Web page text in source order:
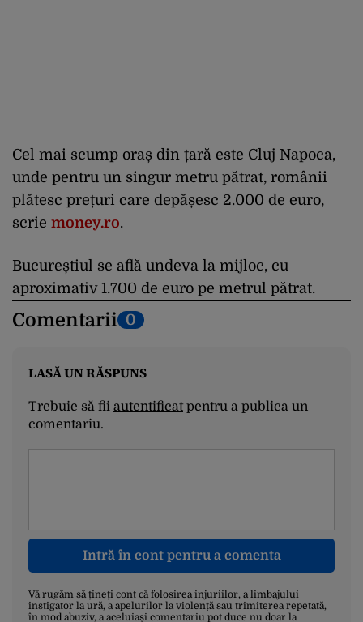
Cel mai scump oraș din țară este Cluj Napoca,
unde pentru un singur metru pătrat, românii
plătesc prețuri care depășesc 2.000 de euro,
scrie money.ro.
Bucureștiul se află undeva la mijloc, cu
aproximativ 1.700 de euro pe metrul pătrat.
Comentarii 0
LASĂ UN RĂSPUNS
Trebuie să fii autentificatpentru a publica un
comentariu.
Intră în cont pentru a comenta
Vă rugăm să țineți cont că folosirea injuriilor, a limbajului
instigator la ură, a apelurilor la violență sau trimiterea repetată,
în mod abuziv, a aceluiași comentariu pot duce nu doar la